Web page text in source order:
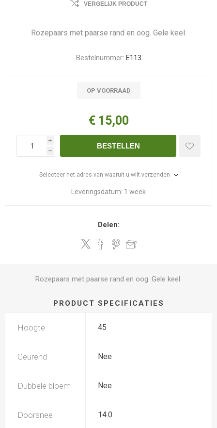
VERGELIJK PRODUCT
Rozepaars met paarse rand en oog. Gele keel.
Bestelnummer: E113
OP VOORRAAD
€ 15,00
i
h
BESTELLEN
Selecteer het adres van waaruit u wilt verzenden
Leveringsdatum: 1 week
Delen:
Rozepaars met paarse rand en oog. Gele keel.
PRODUCT SPECIFICATIES
Hoogte 45
Geurend Nee
Dubbele bloem Nee
Doorsnee 14.0